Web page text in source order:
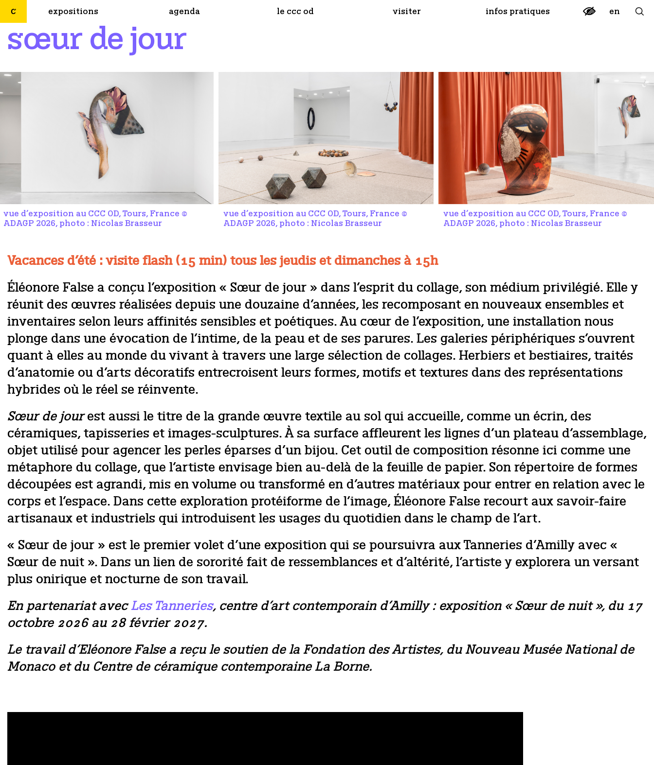
en
expositions agenda le ccc od visiter infos pratiques
sœur de jour
vue d’exposition au CCC OD, Tours, France ©
ADAGP 2026, photo : Nicolas Brasseur
vue d’exposition au CCC OD, Tours, France ©
ADAGP 2026, photo : Nicolas Brasseur
vue d’exposition au CCC OD, Tours, France ©
ADAGP 2026, photo : Nicolas Brasseur
Vacances d’été : visite flash (15 min) tous les jeudis et dimanches à 15h
Éléonore False a conçu l’exposition « Sœur de jour » dans l’esprit du collage, son médium privilégié. Elle y
réunit des œuvres réalisées depuis une douzaine d’années, les recomposant en nouveaux ensembles et
inventaires selon leurs affinités sensibles et poétiques. Au cœur de l’exposition, une installation nous
plonge dans une évocation de l’intime, de la peau et de ses parures. Les galeries périphériques s’ouvrent
quant à elles au monde du vivant à travers une large sélection de collages. Herbiers et bestiaires, traités
d’anatomie ou d’arts décoratifs entrecroisent leurs formes, motifs et textures dans des représentations
hybrides où le réel se réinvente.
Sœur de jourest aussi le titre de la grande œuvre textile au sol qui accueille, comme un écrin, des
céramiques, tapisseries et images-sculptures. À sa surface affleurent les lignes d’un plateau d’assemblage,
objet utilisé pour agencer les perles éparses d’un bijou. Cet outil de composition résonne ici comme une
métaphore du collage, que l’artiste envisage bien au-delà de la feuille de papier. Son répertoire de formes
découpées est agrandi, mis en volume ou transformé en d’autres matériaux pour entrer en relation avec le
corps et l’espace. Dans cette exploration protéiforme de l’image, Éléonore False recourt aux savoir-faire
artisanaux et industriels qui introduisent les usages du quotidien dans le champ de l’art.
« Sœur de jour » est le premier volet d’une exposition qui se poursuivra aux Tanneries d’Amilly avec «
Sœur de nuit ». Dans un lien de sororité fait de ressemblances et d’altérité, l’artiste y explorera un versant
plus onirique et nocturne de son travail.
En partenariat avecLes Tanneries, centre d’art contemporain d’Amilly : exposition « Sœur de nuit », du 17
octobre 2026 au 28 février 2027.
Le travail d’Eléonore False a reçu le soutien de la Fondation des Artistes, du Nouveau Musée National de
Monaco et du Centre de céramique contemporaine La Borne.